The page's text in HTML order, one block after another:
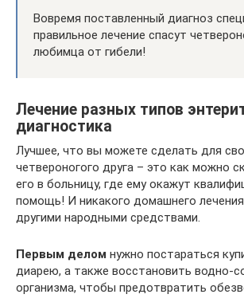
Вовремя поставленный диагноз
правильное лечение спасут
любимца от гибели!
Лечение разных типов
диагностика
Лучшее, что вы можете сделать для
четвероногого друга – это как можно
его в больницу, где ему окажут
помощь! И никакого домашнего
другими народными средствами.
Первым делом нужно постараться
диарею, а также восстановить водно-
организма, чтобы предотвратить